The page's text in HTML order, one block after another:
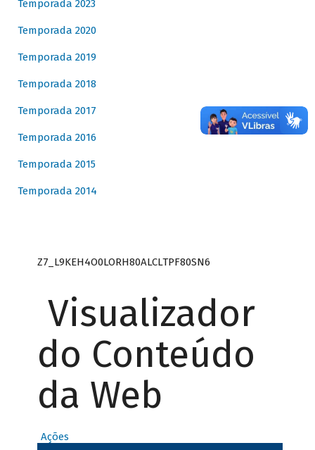
Temporada 2023
Temporada 2020
Temporada 2019
Temporada 2018
Temporada 2017
Temporada 2016
Temporada 2015
Temporada 2014
Z7_L9KEH4O0LORH80ALCLTPF80SN6
Visualizador
do Conteúdo
da Web
Ações